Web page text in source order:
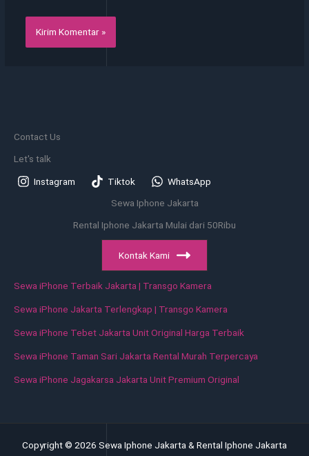
Contact Us
Let's talk
Instagram Tiktok
WhatsApp
Sewa Iphone Jakarta
Rental Iphone Jakarta Mulai dari 50Ribu
Kontak Kami
Sewa iPhone Terbaik Jakarta | Transgo Kamera
Sewa iPhone Jakarta Terlengkap | Transgo Kamera
Sewa iPhone Tebet Jakarta Unit Original Harga Terbaik
Sewa iPhone Taman Sari Jakarta Rental Murah Terpercaya
Sewa iPhone Jagakarsa Jakarta Unit Premium Original
Copyright © 2026 Sewa Iphone Jakarta & Rental Iphone Jakarta